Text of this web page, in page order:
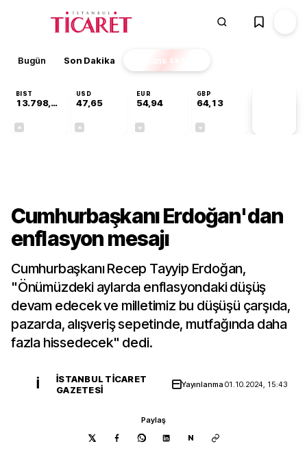
Bugün Son Dakika Finans EKSTRA
BIST
13.798,82
USD
47,65
EUR
54,94
GBP
64,13
Cumhurbaşkanı Erdoğan'dan
enflasyon mesajı
Cumhurbaşkanı Recep Tayyip Erdoğan,
"Önümüzdeki aylarda enflasyondaki düşüş
devam edecek ve milletimiz bu düşüşü çarşıda,
pazarda, alışveriş sepetinde, mutfağında daha
fazla hissedecek" dedi.
İ
İSTANBUL TICARET
GAZETESI
Yayınlanma01.10.2024, 15:43
Paylaş
N